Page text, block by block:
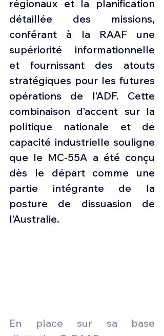
régionaux et la planification
détaillée des missions,
conférant à la RAAF une
supériorité informationnelle
et fournissant des atouts
stratégiques pour les futures
opérations de l’ADF. Cette
combinaison d’accent sur la
politique nationale et de
capacité industrielle souligne
que le MC-55A a été conçu
dès le départ comme une
partie intégrante de la
posture de dissuasion de
l’Australie.
En place sur sa base